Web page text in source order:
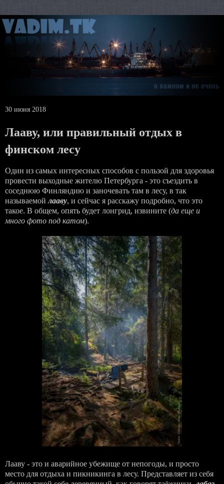
30 июня 2018
Лааву, или правильный отдых в
финском лесу
Один из самых интересных способов с пользой для здоровья
провести выходные жителю Петербурга - это съездить в
соседнюю Финляндию и заночевать там в лесу, в так
называемойлааву, и сейчас я расскажу подробно, что это
такое. В общем, опять будет лонгрид, извините (да еще и
много фото под катом).
Лааву - это и аварийное убежище от непогоды, и просто
место для отдыха и пикникинга в лесу. Представляет из себя